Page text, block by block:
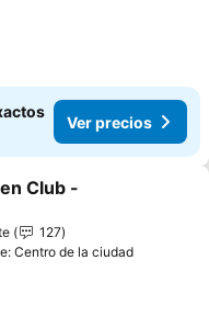
Ver precios
a favoritos
Club -
127
Centro de la ciudad